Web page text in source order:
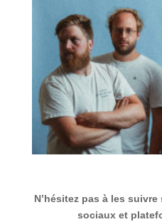
N’hésitez pas à les
sociaux et